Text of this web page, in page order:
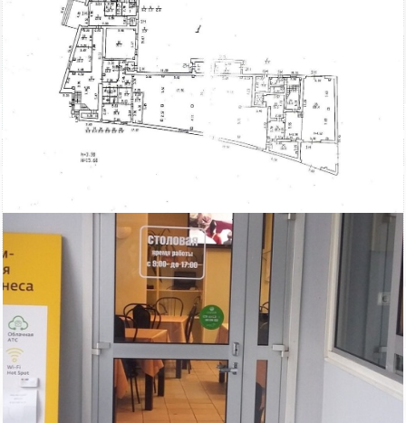
Адвекс
Этажей всего: 3
ID: 795615
Кабинет в уютном БЦ номер на плане 36
Пожаловаться на объявление
Продано
Несуществующий объект
Неверная цена
Неверный адрес
Не дозвониться
Другая причина
Связаться с продавцом